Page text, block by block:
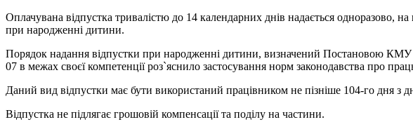
Оплачувана відпустка тривалістю до 14 календарних днів надається одноразово,
при народженні дитини.
Порядок надання відпустки при народженні дитини, визначений Постановою КМУ
07 в межах своєї компетенції роз`яснило застосування норм законодавства про
Даний вид відпустки має бути використаний працівником не пізніше 104-го дня з
Відпустка не підлягає грошовій компенсації та поділу на частини.